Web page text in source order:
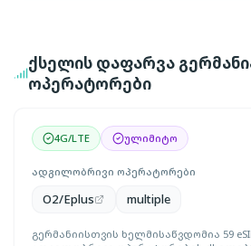
ქსელის დაფარვა
ოპერატორები
4G/LTE ულიმიტო
ადგილობრივი ოპერატორები
O2/Eplus multiple
გერმანიისთვის ხელმისაწვდომია 59